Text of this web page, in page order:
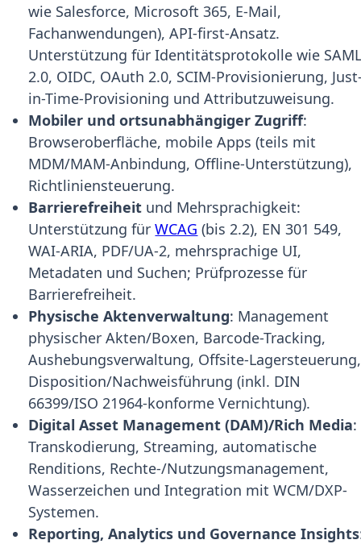
wie Salesforce, Microsoft 365, E-Mail,
Fachanwendungen), API-first-Ansatz.
Unterstützung für Identitätsprotokolle wie
2.0, OIDC, OAuth 2.0, SCIM-Provisionierung,
in-Time-Provisioning und Attributzuweisung.
Mobiler und ortsunabhängiger Zugriff:
Browseroberfläche, mobile Apps (teils mit
MDM/MAM-Anbindung, Offline-Unterstützung),
Richtliniensteuerung.
Barrierefreiheit und Mehrsprachigkeit:
Unterstützung fürWCAG (bis 2.2), EN 301 549,
WAI-ARIA, PDF/UA-2, mehrsprachige UI,
Metadaten und Suchen; Prüfprozesse für
Barrierefreiheit.
Physische Aktenverwaltung: Management
physischer Akten/Boxen, Barcode-Tracking,
Aushebungsverwaltung, Offsite-Lagersteuerung,
Disposition/Nachweisführung (inkl. DIN
66399/ISO 21964-konforme Vernichtung).
Digital Asset Management (DAM)/Rich Media:
Transkodierung, Streaming, automatische
Renditions, Rechte-/Nutzungsmanagement,
Wasserzeichen und Integration mit WCM/DXP-
Systemen.
Reporting, Analytics und Governance Insights